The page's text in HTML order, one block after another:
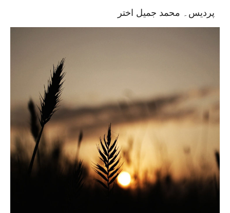
پردیس۔ محمد جمیل اختر